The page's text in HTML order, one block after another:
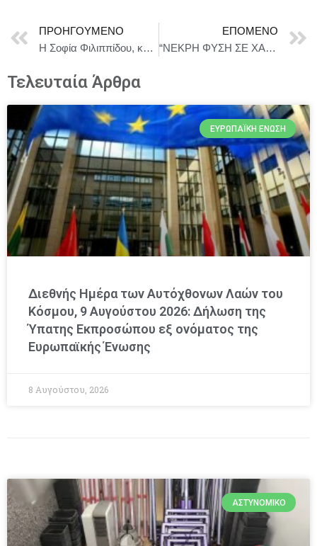
ΠΡΟΗΓΟΎΜΕΝΟ
Η Σοφία Φιλιππίδου, καλεσμένη της Γιώτας Τσιμπρικίδου στο #183 Artpodcast
ΕΠΌΜΕΝΟ
“ΝΕΚΡΗ ΦΥΣΗ ΣΕ ΧΑΝΤΑΚΙ” – ΣΥΖΗΤΗΣΗ ΜΕ ΤΟ ΚΟΙΝΟ ΚΑΙ ΤΗΝ ΑΝΝΕΤΑ ΚΑΒΒΑΔΙΑ ΤΗΝ ΚΥΡΙΑΚΗ 1 ΦΕΒΡΟΥΑΡΙΟΥ
Τελευταία Άρθρα
ΕΥΡΩΠΑΪΚΉ ΈΝΩΣΗ
Διεθνής Ημέρα των Αυτόχθονων Λαών του
Κόσμου, 9 Αυγούστου 2026: Δήλωση της
Ύπατης Εκπροσώπου εξ ονόματος της
Ευρωπαϊκής Ένωσης
8 Αυγούστου, 2026
ΑΣΤΥΝΟΜΙΚΌ